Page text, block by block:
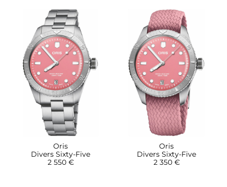
Oris
Divers Sixty-Five
2 550 €
Oris
Divers Sixty-Five
2 350 €